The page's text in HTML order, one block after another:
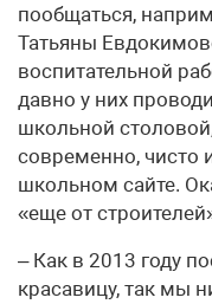
пообщаться,
Татьяны
воспитательной
давно у них
школьной
современно, чисто
школьном сайте.
«еще от
– Как в 2013 году
красавицу, так мы